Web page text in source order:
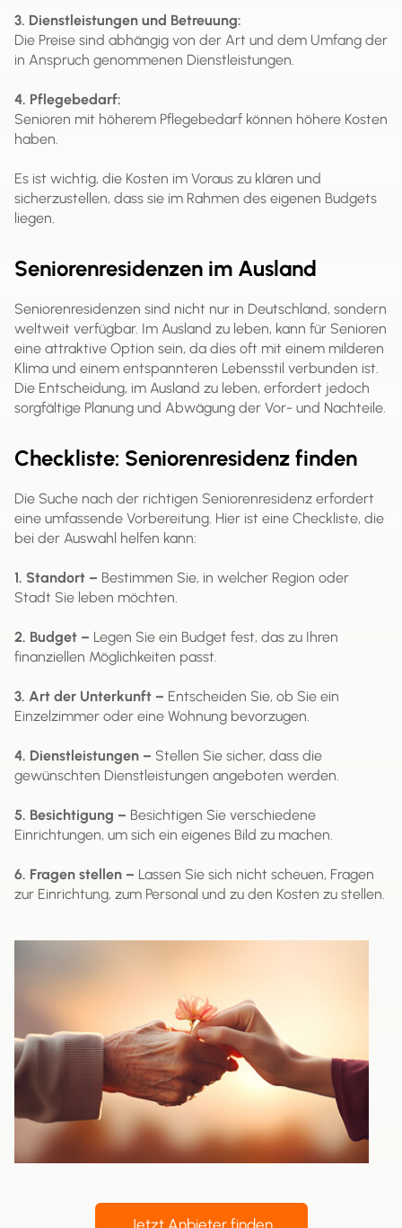
3. Dienstleistungen und Betreuung:
Die Preise sind abhängig von der Art und dem Umfang der
in Anspruch genommenen Dienstleistungen.
4. Pflegebedarf:
Senioren mit höherem Pflegebedarf können höhere Kosten
haben.
Es ist wichtig, die Kosten im Voraus zu klären und
sicherzustellen, dass sie im Rahmen des eigenen Budgets
liegen.
Seniorenresidenzen im Ausland
Seniorenresidenzen sind nicht nur in Deutschland, sondern
weltweit verfügbar. Im Ausland zu leben, kann für Senioren
eine attraktive Option sein, da dies oft mit einem milderen
Klima und einem entspannteren Lebensstil verbunden ist.
Die Entscheidung, im Ausland zu leben, erfordert jedoch
sorgfältige Planung und Abwägung der Vor- und Nachteile.
Checkliste: Seniorenresidenz finden
Die Suche nach der richtigen Seniorenresidenz erfordert
eine umfassende Vorbereitung. Hier ist eine Checkliste, die
bei der Auswahl helfen kann:
1. Standort – Bestimmen Sie, in welcher Region oder
Stadt Sie leben möchten.
2. Budget – Legen Sie ein Budget fest, das zu Ihren
finanziellen Möglichkeiten passt.
3. Art der Unterkunft – Entscheiden Sie, ob Sie ein
Einzelzimmer oder eine Wohnung bevorzugen.
4. Dienstleistungen – Stellen Sie sicher, dass die
gewünschten Dienstleistungen angeboten werden.
5. Besichtigung – Besichtigen Sie verschiedene
Einrichtungen, um sich ein eigenes Bild zu machen.
6. Fragen stellen – Lassen Sie sich nicht scheuen, Fragen
zur Einrichtung, zum Personal und zu den Kosten zu stellen.